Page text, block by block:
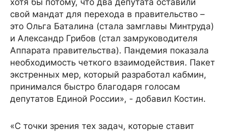
свой мандат для перехода в правительство –
это Ольга Баталина (стала замглавы Минтруда)
и Александр Грибов (стал замруководителя
Аппарата правительства). Пандемия показала
необходимость четкого взаимодействия. Пакет
экстренных мер, который разработал кабмин,
принимался быстро благодаря голосам
депутатов Единой России», - добавил Костин.
«С точки зрения тех задач, которые ставит